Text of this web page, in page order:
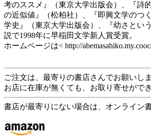
考のススメ』（東京大学出版会）、『詩
の近似値』（松柏社）、『即興文学のつ
学史』（東京大学出版会）、『幼さとい
説で1998年に早稲田文学新人賞受賞。
ホームページは< http://
ご注文は、最寄りの書店さんでお願いしま
お店に在庫が無くても、お取り寄せができ
書店が最寄りにない場合は、オンライン